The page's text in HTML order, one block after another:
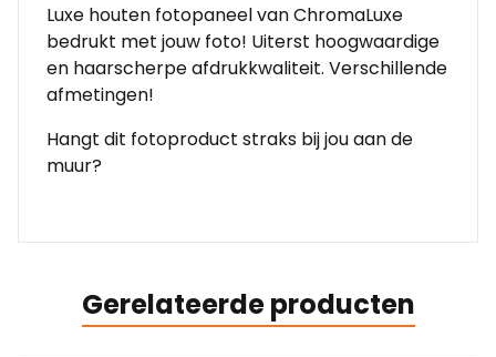
Luxe houten fotopaneel van ChromaLuxe
bedrukt met jouw foto! Uiterst hoogwaardige
en haarscherpe afdrukkwaliteit. Verschillende
afmetingen!
Hangt dit fotoproduct straks bij jou aan de
muur?
Gerelateerde producten